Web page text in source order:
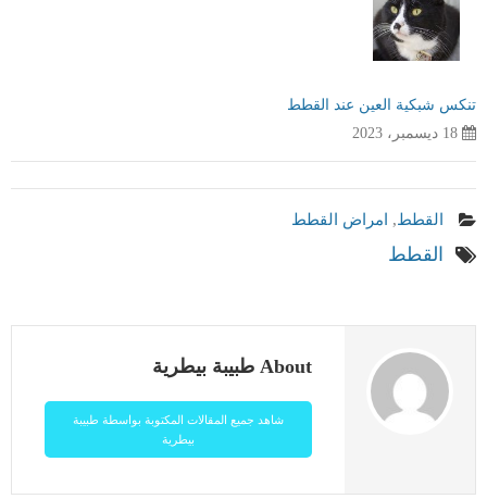
تنكس شبكية العين عند القطط
18 ديسمبر، 2023
القطط, امراض القطط
القطط
About طبيبة بيطرية
شاهد جميع المقالات المكتوبة بواسطة طبيبة
بيطرية